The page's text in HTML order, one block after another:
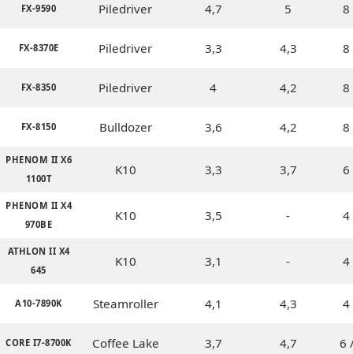
FX-9590 Piledriver 4,7 5 8
FX-8370E Piledriver 3,3 4,3 8
FX-8350 Piledriver 4 4,2 8
FX-8150 Bulldozer 3,6 4,2 8
PHENOM II X6
1100T
K10 3,3 3,7 6
PHENOM II X4
970BE
K10 3,5 - 4
ATHLON II X4
645
K10 3,1 - 4
A10-7890K Steamroller 4,1 4,3 4
CORE I7-8700K Coffee Lake 3,7 4,7 6